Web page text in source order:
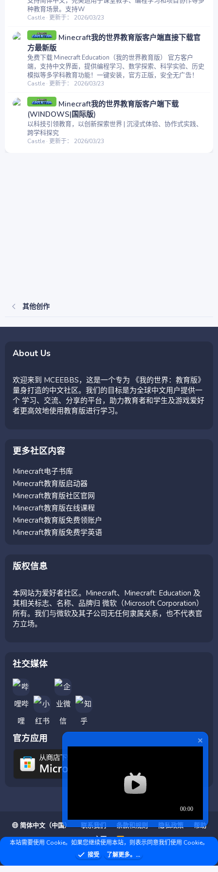
种教育场景。支持W
Castle 更新于： 2026/03/23
Minecraft我的世界教育版客户端直接下载官
方最新版
免费下载 Minecraft Education（我的世界教育版） 官方客户
端，支持中文界面，提供编程学习、数学探索、科学实验、历史
模拟等多学科教育功能！一键安装，官方正版，安全无广告！
Castle 更新于： 2026/03/23
Minecraft我的世界教育版客户端下载
(WINDOWS|国际版)
以科技引领教育，以创新探索世界 | 沉浸式体验、协作式实践、
跨学科探究
Castle 更新于： 2026/03/23
其他创作
About Us
欢迎来到 MCEEBBS，这是一个专为 《我的世界：教育版》
量身打造的中文社区。我们的目标是为全球中文用户提供一
个 学习、交流、分享的平台，助力教育者和学生及游戏爱好
者更高效地使用教育版进行学习。
更多社区内容
Minecraft电子书库
Minecraft教育版启动器
Minecraft教育版社区官网
Minecraft教育版在线课程
Minecraft教育版免费领账户
Minecraft教育版免费学英语
版权信息
本网站为爱好者社区。Minecraft、Minecraft: Education 及
其相关标志、名称、品牌归 微软（Microsoft Corporation）
所有。我们与微软及其子公司无任何隶属关系，也不代表官
方立场。
社交媒体
官方应用
简体中文（中国） 联系我们 条款和规则 隐私政策
帮助
主页
R
S
S
❤ © Copyright 2020–2026 基岩科技 版权所有 |Microsoft Marketplace
本站需要使用 Cookie。如果您继续使用本站，则表示同意我们使用 Cookie。
接受
了解更多。...